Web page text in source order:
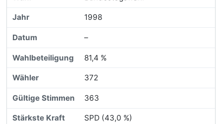
1998
–
81,4 %
372
363
SPD (43,0 %)